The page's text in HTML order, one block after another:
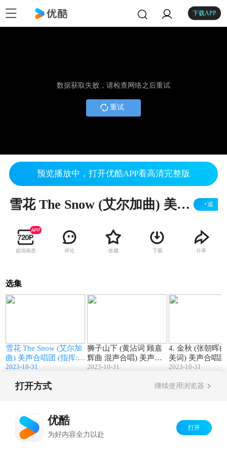
下载APP
数据获取失败，请检查网络之后重试
重试
预览播放中，打开优酷APP看高清完整版
雪花 The Snow (艾尔加曲) 美声合唱团 (指挥: 张朝晖) +追
超清画质 评论 收藏 下载 分享
选集
雪花 The Snow (艾尔加
曲) 美声合唱团 (指挥:
张朝晖)
2023-10-31
狮子山下 (黄沾词 顾嘉
辉曲 混声合唱) 美声合
唱团 (指挥: 张朝晖)
2023-10-31
4. 金秋 (张朝晖曲 钟子
美词) 美声合唱团 (指挥:
张朝晖)
2023-10-31
打开方式 继续使用浏览器
优酷
为好内容全力以赴
打开